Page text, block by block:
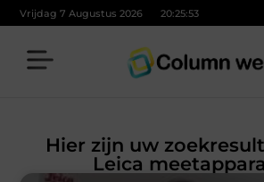
Vrijdag 7 Augustus 2026 20:25:53
Hier zijn uw
Leica